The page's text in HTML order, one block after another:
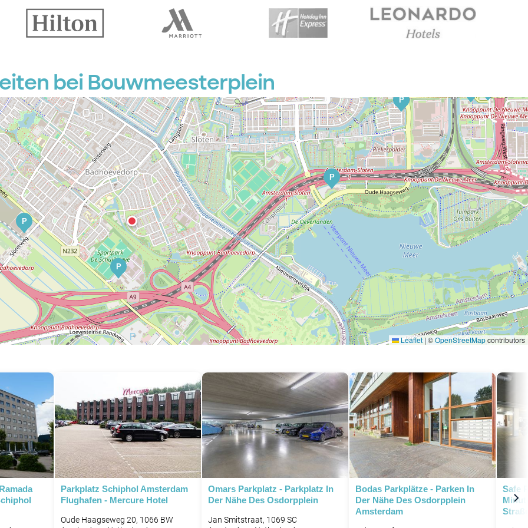
bei Bouwmeesterplein
P
P
P
P
P
P
P
Leaflet | ©OpenStreetMapcontributors
Parkplatz Schiphol Amsterdam
Flughafen - Mercure Hotel
Oude Haagseweg 20, 1066 BW
Omars Parkplatz - Parkplatz In
Der Nähe Des Osdorpplein
Jan Smitstraat, 1069 SC
Bodas Parkplätze - Parken In
Der Nähe Des Osdorpplein
Amsterdam
Safe